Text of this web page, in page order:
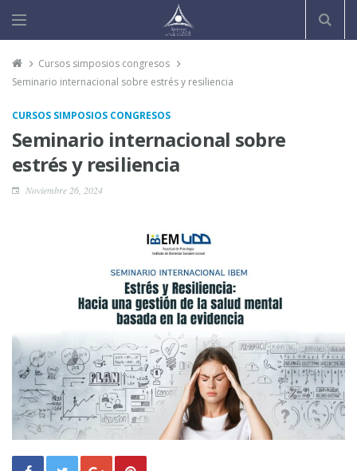
Cursos simposios congresos
Seminario internacional sobre estrés y resiliencia
CURSOS SIMPOSIOS CONGRESOS
Seminario internacional sobre
estrés y resiliencia
Noviembre 26, 2024